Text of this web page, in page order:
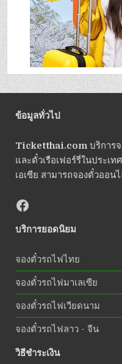
ข้อมูลทั่วไป
Ticketthai.comบริการ
และตั๋วเรือเฟอร์รี่ในประเ
เอเซีย สามารถจองตั๋วออ
บริการยอดนิยม
จองตั๋วรถไฟไทย
จองตั๋วรถไฟมาเลเซีย
จองตั๋วรถไฟเวียดนาม
จองตั๋วรถไฟลาว - จีน
วิธีชำระเงิน